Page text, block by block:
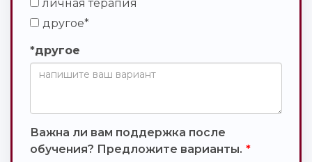
личная терапия
другое*
*другое
Важна ли вам поддержка после
обучения? Предложите варианты. *